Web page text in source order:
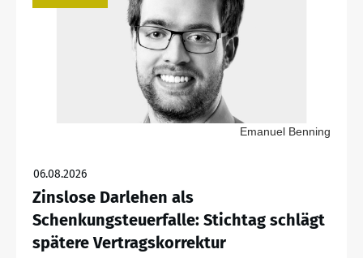
Emanuel Benning
06.08.2026
Zinslose Darlehen als
Schenkungsteuerfalle: Stichtag schlägt
spätere Vertragskorrektur